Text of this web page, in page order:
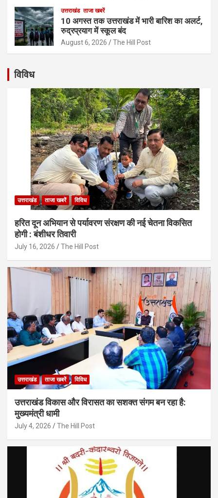
उत्तराखंड ताजा खबरें
10 अगस्त तक उत्तराखंड में भारी बारिश का अलर्ट,
रुद्रप्रयाग में स्कूल बंद
August 6, 2026 The Hill Post
विविध
उत्तराखंड ताजा खबरें विविध
हरित दून अभियान से पर्यावरण संरक्षण की नई चेतना विकसित
होगी : बंशीधर तिवारी
July 16, 2026 The Hill Post
उत्तराखंड ताजा खबरें विविध
उत्तराखंड विकास और विरासत का सशक्त संगम बन रहा है:
मुख्यमंत्री धामी
July 4, 2026 The Hill Post